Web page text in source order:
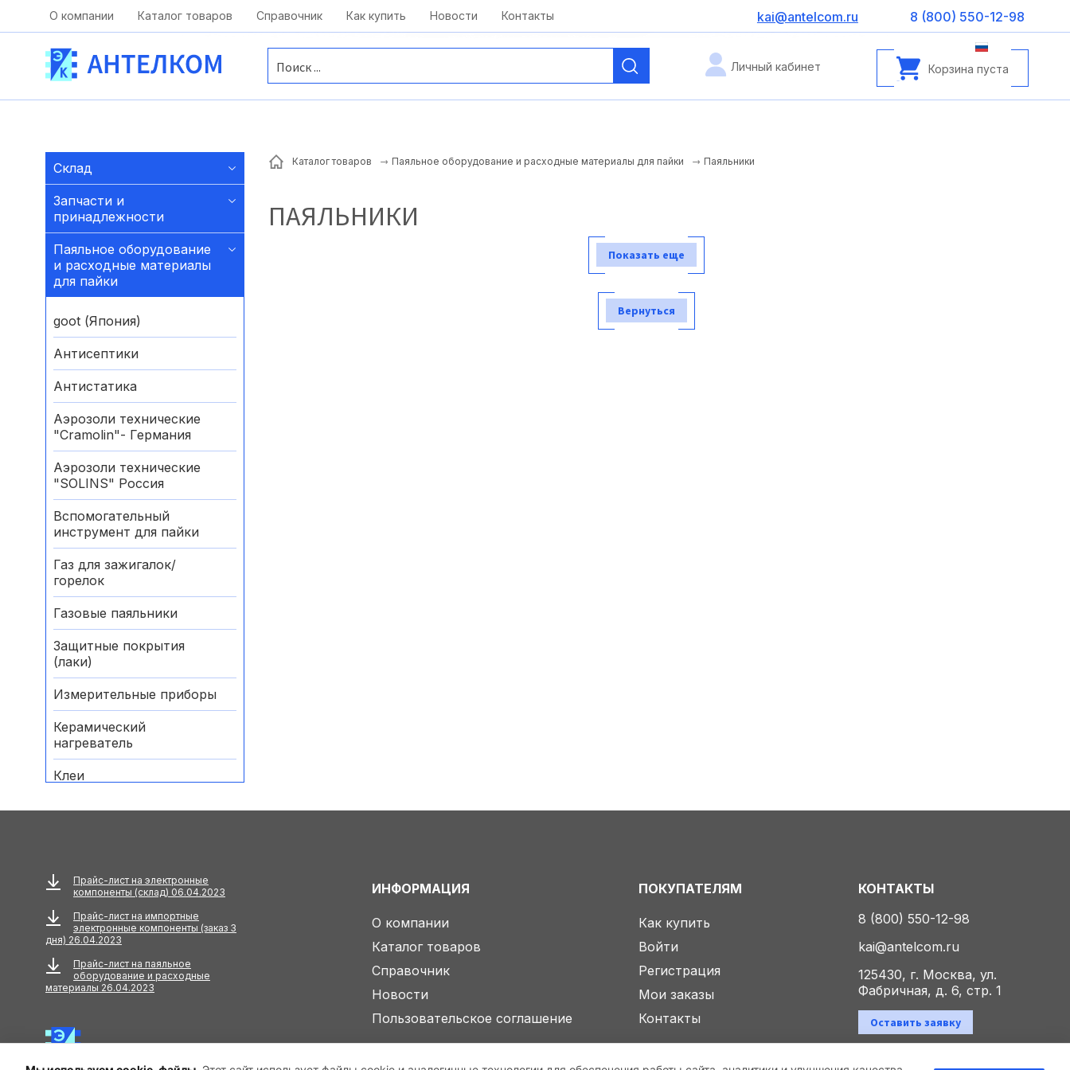
kai@antelcom.ru
Москва, ул. Московская, д.1 офис 1 c 08:00 до 20:00
О компании Каталог товаров Справочник Как купить Новости Контакты 8 (800) 550-12-98
kai@antelcom.ru
Корзина пуста
Личный кабинет
Склад
Запчасти и
принадлежности
Паяльное оборудование
и расходные материалы
для пайки
goot (Япония)
Антисептики
Антистатика
Аэрозоли технические
"Cramolin"- Германия
Аэрозоли технические
"SOLINS" Россия
Вспомогательный
инструмент для пайки
Газ для зажигалок/
горелок
Газовые паяльники
Защитные покрытия
(лаки)
Измерительные приборы
Керамический
нагреватель
Клеи
Комплектующие
Маркеры специальные
Нихромовый
нагреватель
Оборудование и
материалы для отпайки
Каталог товаров Паяльное оборудование и расходные материалы для пайки Паяльники
ПАЯЛЬНИКИ
Показать еще
Вернуться
Прайс-лист на электронные
компоненты (склад) 06.04.2023
Прайс-лист на импортные
электронные компоненты (заказ 3
дня) 26.04.2023
Прайс-лист на паяльное
оборудование и расходные
материалы 26.04.2023
ИНФОРМАЦИЯ
О компании
Каталог товаров
Справочник
Новости
Пользовательское соглашение
ПОКУПАТЕЛЯМ
Как купить
Войти
Регистрация
Мои заказы
Контакты
КОНТАКТЫ
8 (800) 550-12-98
kai@antelcom.ru
125430, г. Москва, ул.
Фабричная, д. 6, стр. 1
Оставить заявку